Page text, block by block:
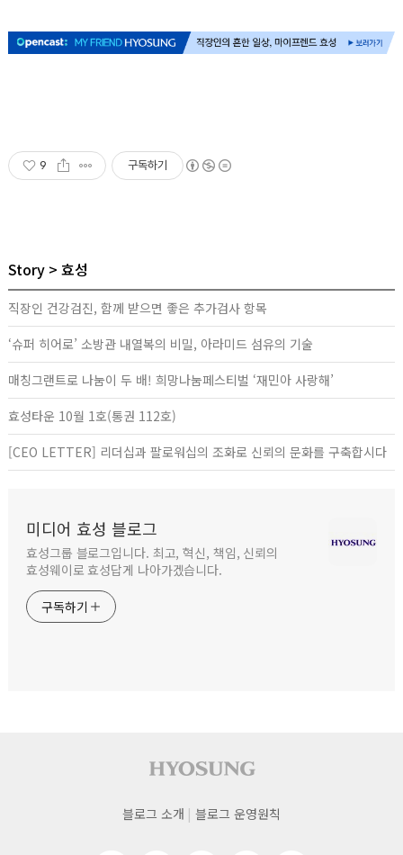
9 구독하기
Story 효성
직장인 건강검진, 함께 받으면 좋은 추가검사 항목
‘슈퍼 히어로’ 소방관 내열복의 비밀, 아라미드 섬유의 기술
매칭그랜트로 나눔이 두 배! 희망나눔페스티벌 ‘재민아 사랑해’
효성타운 10월 1호(통권 112호)
[CEO LETTER] 리더십과 팔로워십의 조화로 신뢰의 문화를 구축합시다
미디어 효성 블로그
효성그룹 블로그입니다. 최고, 혁신, 책임, 신뢰의
효성웨이로 효성답게 나아가겠습니다.
구독하기
사이트 푸터
푸터
블로그 소개 블로그 운영원칙